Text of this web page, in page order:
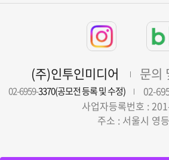
(주)인투인미디어 문의
02-6959-3370(공모전 등록 및 수정) 02-
사업자등록번호 :
주소 : 서울시 영